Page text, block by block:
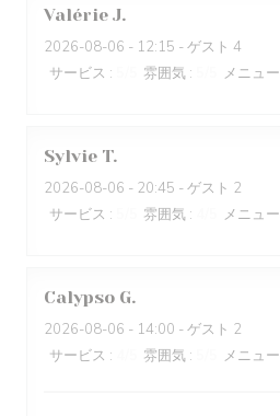
Valérie J
2026-08-06 - 12:15 - ゲスト 4
サービス : 雰囲気 : メニュー
Sylvie T
2026-08-06 - 20:45 - ゲスト 2
サービス : 雰囲気 : メニュー
Calypso G
2026-08-06 - 14:00 - ゲスト 2
サービス : 雰囲気 : メニュー